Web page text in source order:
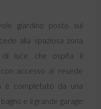
giardino posto sul
alla spaziosa zona
di luce che ospita il
accesso al resede
è completato da una
e il grande garage